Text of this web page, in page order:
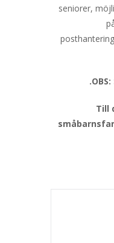
seniorer,
Till